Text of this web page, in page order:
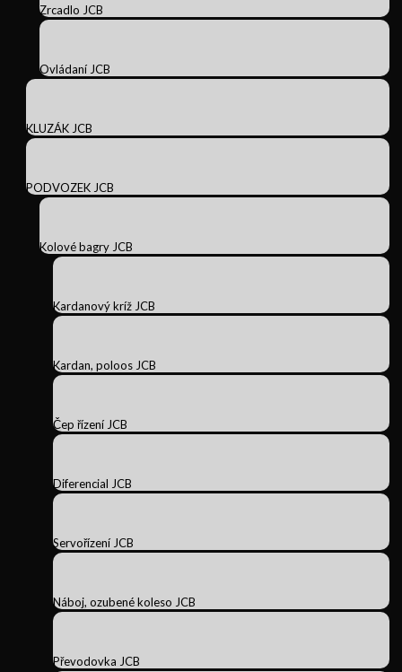
Zrcadlo JCB
Ovládaní JCB
KLUZÁK JCB
PODVOZEK JCB
Kolové bagry JCB
Kardanový kríž JCB
Kardan, poloos JCB
Čep řízení JCB
Diferencial JCB
Servořízení JCB
Náboj, ozubené koleso JCB
Převodovka JCB